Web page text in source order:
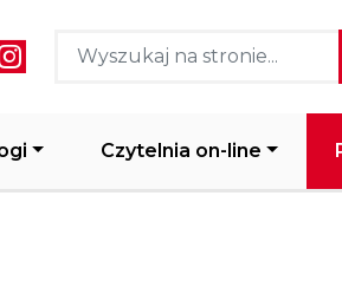
media header
Czytelnia on-line